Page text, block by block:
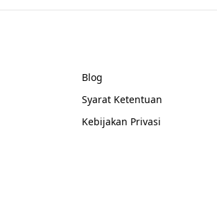
Blog
Syarat Ketentuan
Kebijakan Privasi